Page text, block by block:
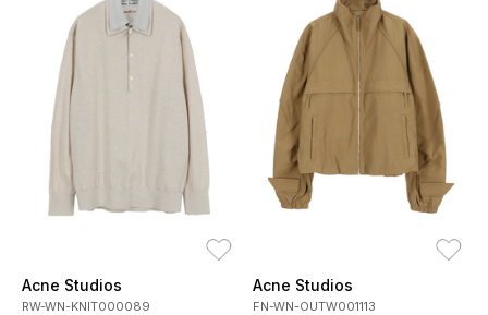
Acne Studios
RW-WN-KNIT000089
Acne Studios
FN-WN-OUTW001113